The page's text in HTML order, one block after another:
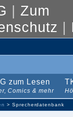
| Zum
|
zum Lesen
Comics & mehr
> Sprecherdatenbank